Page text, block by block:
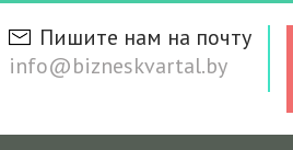
Пишите нам на почту
info@bizneskvartal.by